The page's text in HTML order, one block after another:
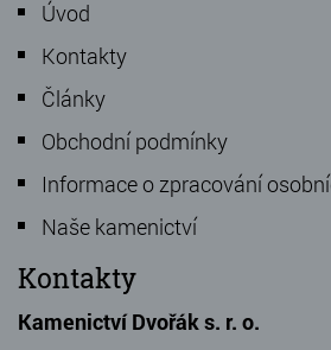
Úvod
Kontakty
Články
Obchodní podmínky
Informace o zpracování
Naše kamenictví
Kontakty
Kamenictví Dvořák s. r. o.